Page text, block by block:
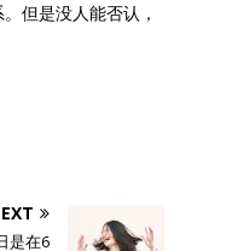
但是没人能否认，
是在6